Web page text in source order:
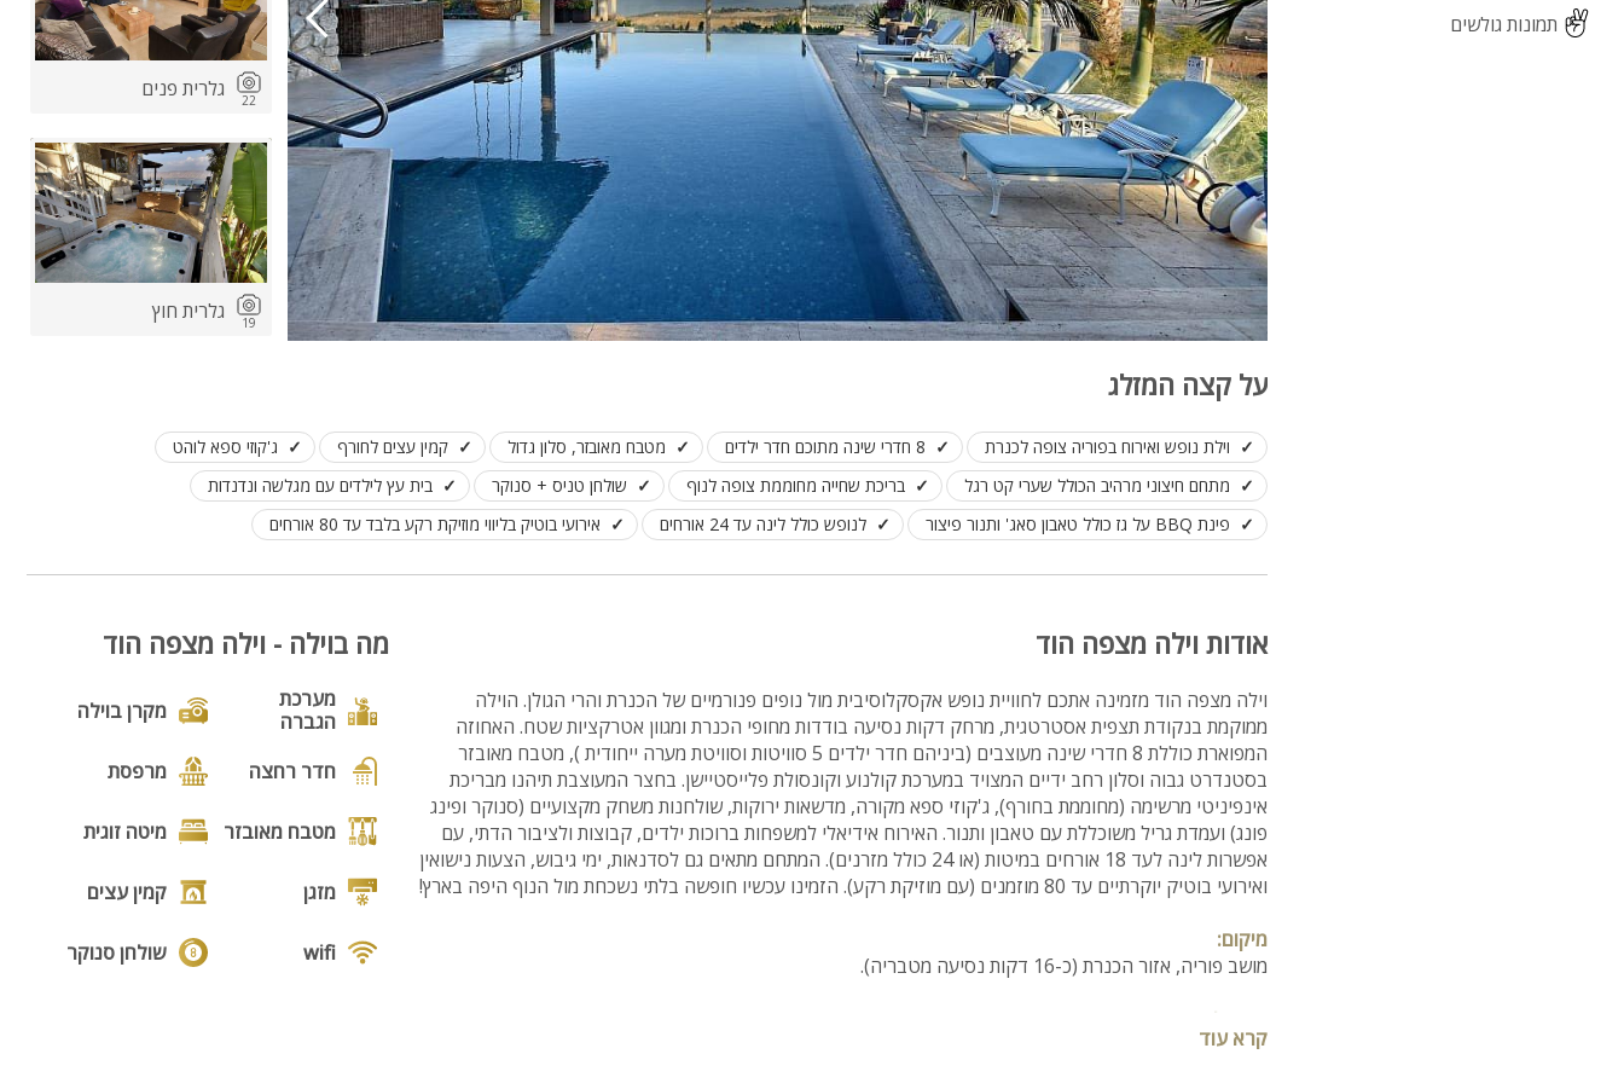
תמונות גולשים
22 גלרית פנים
19 גלרית חוץ
על קצה המזלג
וילת נופש ואירוח בפוריה צופה לכנרת 8 חדרי שינה מתוכם חדר ילדים מטבח מאובזר, סלון גדול קמין עצים לחורף
ג'קוזי ספא לוהט
מתחם חיצוני מרהיב הכולל שערי קט רגל
בריכת שחייה מחוממת צופה לנוף שולחן טניס + סנוקר
בית עץ לילדים עם מגלשה ונדנדות
פינת BBQ על גז כולל טאבון סאג' ותנור פיצור
לנופש כולל לינה עד 24 אורחים אירועי בוטיק בליווי מוזיקת רקע בלבד עד 80 אורחים
אודות וילה מצפה הוד
וילה מצפה הוד מזמינה אתכם לחוויית נופש אקסקלוסיבית מול נופים פנורמיים של הכנרת והרי הגולן. הוילה
ממוקמת בנקודת תצפית אסטרטגית, מרחק דקות נסיעה בודדות מחופי הכנרת ומגוון אטרקציות שטח. האחוזה
המפוארת כוללת 8 חדרי שינה מעוצבים (ביניהם חדר ילדים 5 סוויטות וסוויטת מערה ייחודית ), מטבח מאובזר
בסטנדרט גבוה וסלון רחב ידיים המצויד במערכת קולנוע וקונסולת פלייסטיישן. בחצר המעוצבת תיהנו מבריכת
אינפיניטי מרשימה (מחוממת בחורף), ג'קוזי ספא מקורה, מדשאות ירוקות, שולחנות משחק מקצועיים (סנוקר ופינג
פונג) ועמדת גריל משוכללת עם טאבון ותנור. האירוח אידיאלי למשפחות ברוכות ילדים, קבוצות ולציבור הדתי, עם
אפשרות לינה לעד 18 אורחים במיטות (או 24 כולל מזרנים). המתחם מתאים גם לסדנאות, ימי גיבוש, הצעות נישואין
ואירועי בוטיק יוקרתיים עד 80 מוזמנים (עם מוזיקת רקע). הזמינו עכשיו חופשה בלתי נשכחת מול הנוף היפה בארץ!
מיקום:
מושב פוריה, אזור הכנרת (כ-16 דקות נסיעה מטבריה).
מכבדים שוברי "מילואים"
קרא עוד
מה בוילה - וילה מצפה הוד
מערכת
הגברה
מקרן בוילה
חדר רחצה מרפסת
מטבח מאובזר מיטה זוגית
מזגן קמין עצים
wifi
שולחן סנוקר